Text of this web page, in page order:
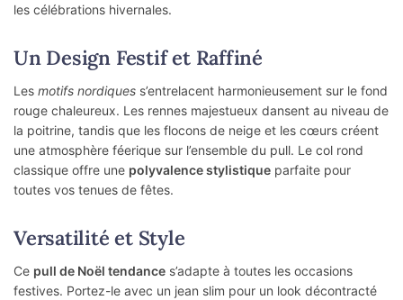
les célébrations hivernales.
Un Design Festif et Raffiné
Les motifs nordiques s’entrelacent harmonieusement sur le fond
rouge chaleureux. Les rennes majestueux dansent au niveau de
la poitrine, tandis que les flocons de neige et les cœurs créent
une atmosphère féerique sur l’ensemble du pull. Le col rond
classique offre une polyvalence stylistique parfaite pour
toutes vos tenues de fêtes.
Versatilité et Style
Ce pull de Noël tendance s’adapte à toutes les occasions
festives. Portez-le avec un jean slim pour un look décontracté